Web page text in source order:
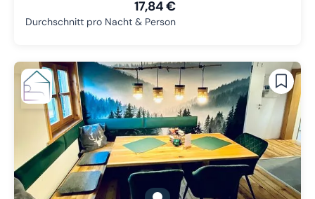
17,84 €
Durchschnitt pro Nacht & Person